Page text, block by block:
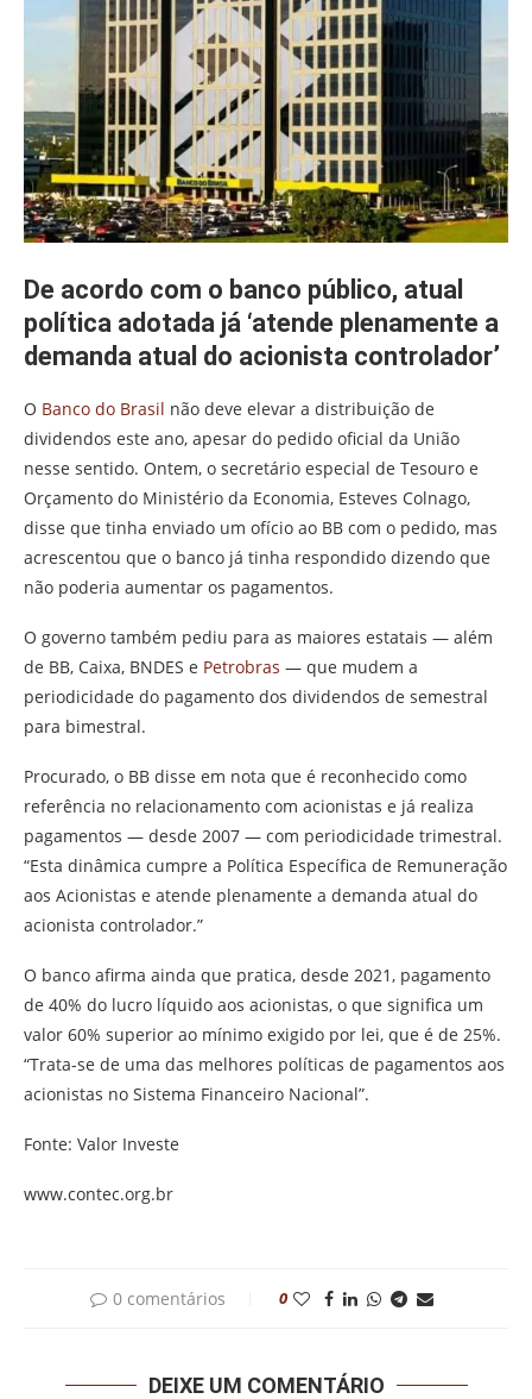
De acordo com o banco público, atual
política adotada já ‘atende plenamente a
demanda atual do acionista controlador’
O Banco do Brasil não deve elevar a distribuição de
dividendos este ano, apesar do pedido oficial da União
nesse sentido. Ontem, o secretário especial de Tesouro e
Orçamento do Ministério da Economia, Esteves Colnago,
disse que tinha enviado um ofício ao BB com o pedido, mas
acrescentou que o banco já tinha respondido dizendo que
não poderia aumentar os pagamentos.
O governo também pediu para as maiores estatais — além
de BB, Caixa, BNDES e Petrobras — que mudem a
periodicidade do pagamento dos dividendos de semestral
para bimestral.
Procurado, o BB disse em nota que é reconhecido como
referência no relacionamento com acionistas e já realiza
pagamentos — desde 2007 — com periodicidade trimestral.
“Esta dinâmica cumpre a Política Específica de Remuneração
aos Acionistas e atende plenamente a demanda atual do
acionista controlador.”
O banco afirma ainda que pratica, desde 2021, pagamento
de 40% do lucro líquido aos acionistas, o que significa um
valor 60% superior ao mínimo exigido por lei, que é de 25%.
“Trata-se de uma das melhores políticas de pagamentos aos
acionistas no Sistema Financeiro Nacional”.
Fonte: Valor Investe
www.contec.org.br
0 comentários 0
DEIXE UM COMENTÁRIO